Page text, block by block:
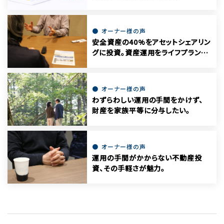
オーナー様の声
安全資産の40%をアセットシェアリン
グに投資。資産運用をライフプランで
オーナー様の声
わずらわしい運用の手間をかけず、
財産を家族平等に分与したい。
オーナー様の声
運用の手間がかからない不動産投
資、その手軽さが魅力。